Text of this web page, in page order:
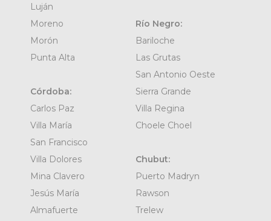
Luján
Moreno
Morón
Punta Alta
Córdoba:
Carlos Paz
Villa María
San Francisco
Villa Dolores
Mina Clavero
Jesús María
Almafuerte
Río Negro:
Bariloche
Las Grutas
San Antonio Oeste
Sierra Grande
Villa Regina
Choele Choel
Chubut:
Puerto Madryn
Rawson
Trelew